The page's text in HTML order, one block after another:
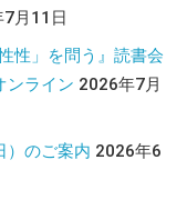
月11日
性」を問う』読書会
ライン 2026年7月
）のご案内 2026年6